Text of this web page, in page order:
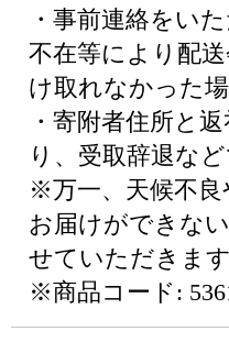
・事前連絡をい
不在等により配
け取れなかった
・寄附者住所と
り、受取辞退な
※万一、天候不
お届けができな
せていただきます
※商品コード: